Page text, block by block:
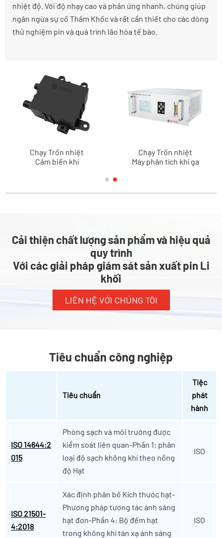
nhiệt độ. Với độ nhạy cao và phản ứng nhanh, chúng giúp
ngăn ngừa sự cố Thảm Khốc và rất cần thiết cho các dòng
thử nghiệm pin và quá trình lão hóa tế bào.
Chạy Trốn nhiệt
Cảm biến khí
Chạy Trốn nhiệt
Máy phân tích khí ga
Cải thiện chất lượng sản phẩm và hiệu quả
quy trình
Với các giải pháp giám sát sản xuất pin Li
khối
LIÊN HỆ VỚI CHÚNG TÔI
Tiêu chuẩn công nghiệp
Tiêu chuẩn
Tiệc
phát
hành
ISO 14644:2
015
Phòng sạch và môi trường được
kiểm soát liên quan-Phần 1: phân
loại độ sạch không khí theo nồng
độ Hạt
ISO
ISO 21501-
4:2018
Xác định phân bố Kích thước hạt-
Phương pháp tương tác ánh sáng
hạt đơn-Phần 4: Bộ đếm hạt
trong không khí tán xạ ánh sáng
ISO